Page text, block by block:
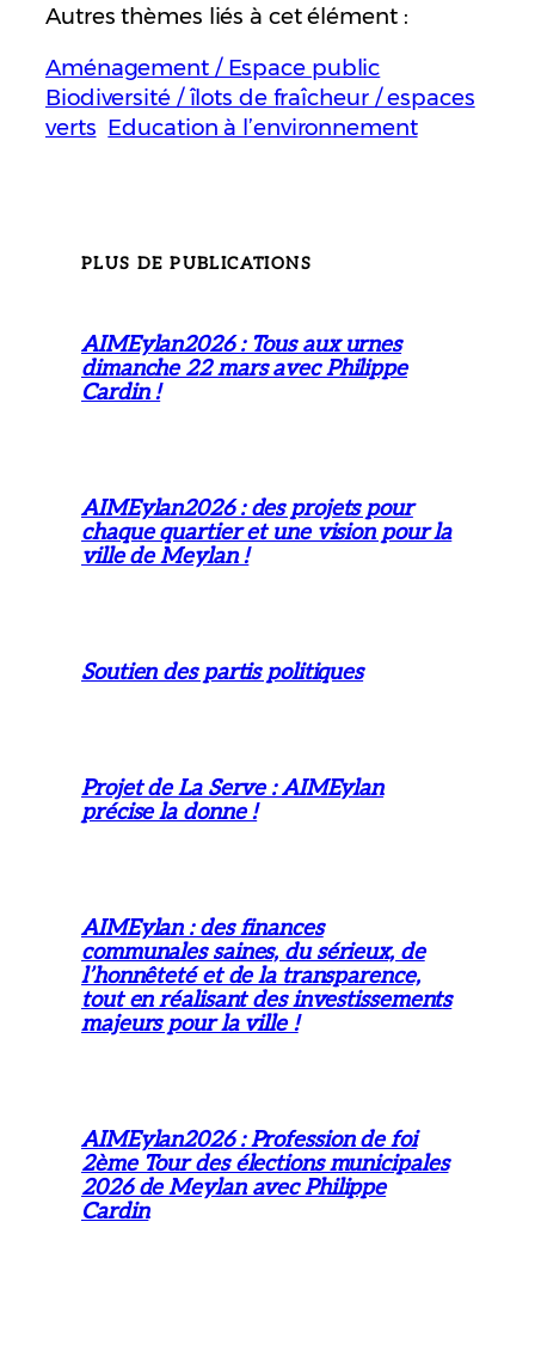
Autres thèmes liés à cet élément :
Aménagement / Espace public
Biodiversité / îlots de fraîcheur / espaces
verts Education à l’environnement
PLUS DE PUBLICATIONS
AIMEylan2026 : Tous aux urnes
dimanche 22 mars avec Philippe
Cardin !
AIMEylan2026 : des projets pour
chaque quartier et une vision pour la
ville de Meylan !
Soutien des partis politiques
Projet de La Serve : AIMEylan
précise la donne !
AIMEylan : des finances
communales saines, du sérieux, de
l’honnêteté et de la transparence,
tout en réalisant des investissements
majeurs pour la ville !
AIMEylan2026 : Profession de foi
2ème Tour des élections municipales
2026 de Meylan avec Philippe
Cardin